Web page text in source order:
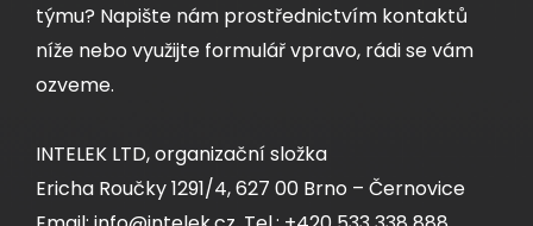
týmu? Napište nám prostřednictvím kontaktů
níže nebo využijte formulář vpravo, rádi se vám
ozveme.
INTELEK LTD, organizační složka
Ericha Roučky 1291/4, 627 00 Brno – Černovice